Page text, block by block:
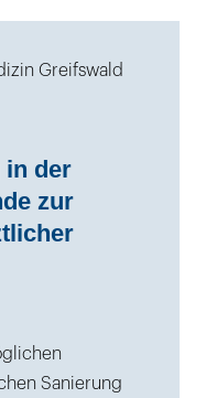
Greifswald
in der
zur
Sanierung